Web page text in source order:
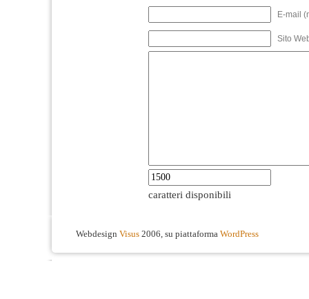
E-mail
Sito
caratteri disponibili
Webdesign Visus 2006, su piattaforma WordPress